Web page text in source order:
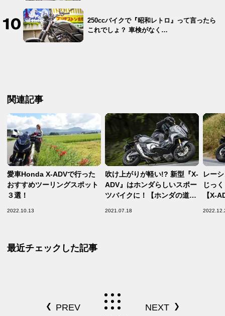
250ccバイクで『昭和レトロ』って言ったら
これでしょ？ 車検がなく…
関連記事
愛車Honda X-ADVで行った
おすすめツーリングスポット
３選！
2022.10.13
吹け上がりが軽い!? 新型『X-
ADV』はホンダらしいスポー
ツバイクに！【ホンダの道は
2021.07.18
レー
じっ
【X-
最近チェックした記事